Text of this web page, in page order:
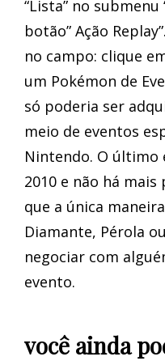
“Lista” no submenu
botão” Ação
no campo: clique
um Pokémon de
só poderia ser
meio de eventos
Nintendo. O último
2010 e não há
que a única
Diamante, Pérola
negociar com
evento.
você ainda